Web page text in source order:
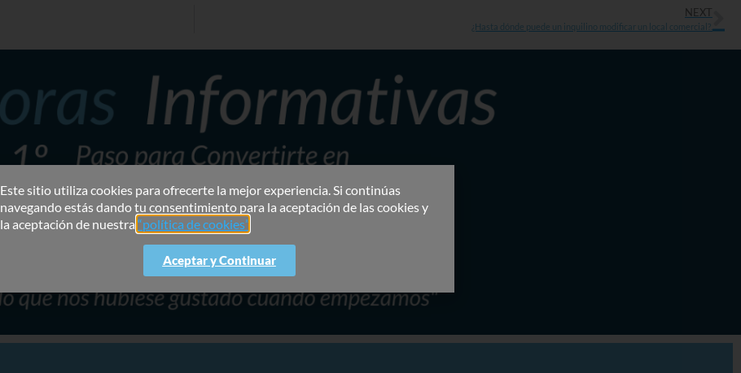
NEXT
¿Hasta dónde puede un inquilino modificar un local comercial?.
Este sitio utiliza cookies para ofrecerte la mejor experiencia. Si continúas
navegando estás dando tu consentimiento para la aceptación de las cookies y
la aceptación de nuestra “política de cookies”
Aceptar y Continuar